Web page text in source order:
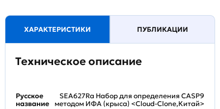
ХАРАКТЕРИСТИКИ ПУБЛИКАЦИИ
Техническое описание
Русское
название
SEA627Ra Набор для определения CASP9
методом ИФА (крыса) <Cloud-Clone,Китай>